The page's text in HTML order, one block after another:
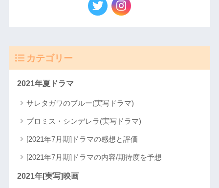
カテゴリー
2021年夏ドラマ
サレタガワのブルー(実写ドラマ)
プロミス・シンデレラ(実写ドラマ)
[2021年7月期]ドラマの感想と評価
[2021年7月期]ドラマの内容/期待度を予想
2021年[実写]映画